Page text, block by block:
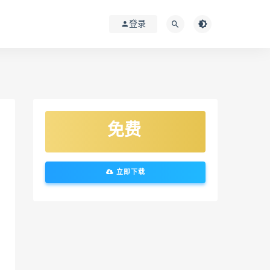
登录
免费
立即下载